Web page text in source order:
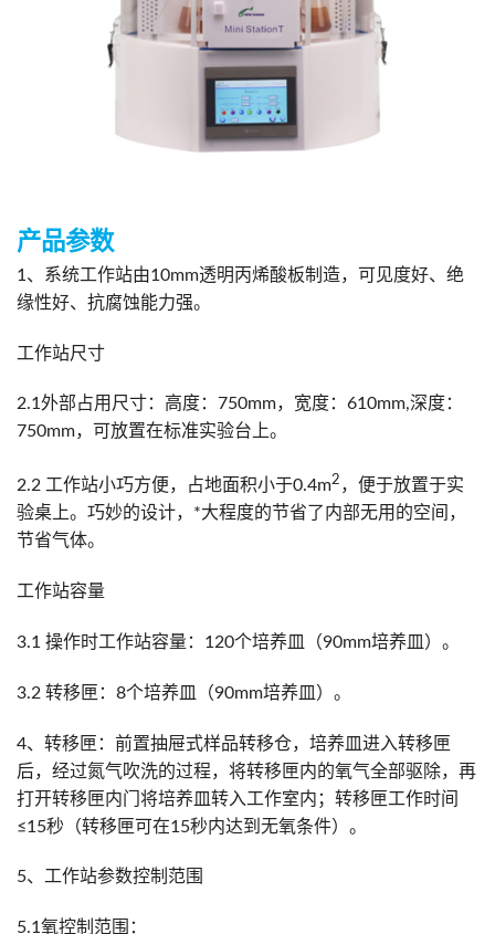
产品参数
1、系统工作站由10mm透明丙烯酸板制造，可见度好、绝
缘性好、抗腐蚀能力强。
工作站尺寸
2.1外部占用尺寸：高度：750mm，宽度：610mm,深度：
750mm，可放置在标准实验台上。
2.2 工作站小巧方便，占地面积小于0.4m2 ，便于放置于实
验桌上。巧妙的设计，*大程度的节省了内部无用的空间，
节省气体。
工作站容量
3.1 操作时工作站容量：120个培养皿（90mm培养皿）。
3.2 转移匣：8个培养皿（90mm培养皿）。
4、转移匣：前置抽屉式样品转移仓，培养皿进入转移匣
后，经过氮气吹洗的过程，将转移匣内的氧气全部驱除，再
打开转移匣内门将培养皿转入工作室内；转移匣工作时间
≤15秒（转移匣可在15秒内达到无氧条件）。
5、工作站参数控制范围
5.1氧控制范围：